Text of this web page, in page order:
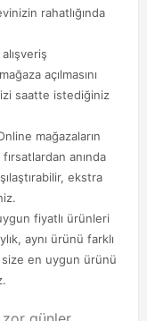
rahatlığında
açılmasını
saatte istediğiniz
mağazaların
anında
ekstra
fiyatlı ürünleri
aynı ürünü farklı
en uygun ürünü